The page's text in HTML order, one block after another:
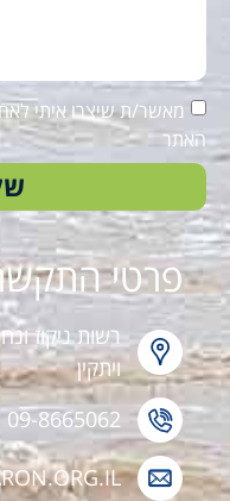
מאשר/ת שיצרו איתי
האתר
פרטי
רשות ניקוז
ויתקין
09-8665062